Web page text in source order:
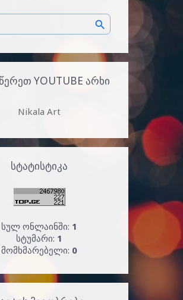
YOUTUBE ᲐᲠᲮᲘ
Nikala Art
ᲡᲢᲐᲢᲘᲡᲢᲘᲙᲐ
სულ ონლაინში: 1
სტუმარი: 1
მომხმარებელი: 0